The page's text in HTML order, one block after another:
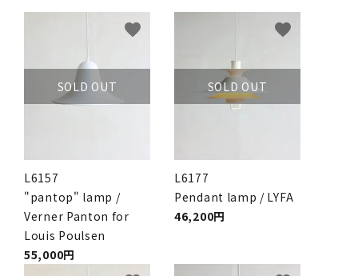
SOLD OUT
L6157
"pantop" lamp /
Verner Panton for
Louis Poulsen
55,000円
favorite
SOLD OUT
L6177
Pendant lamp / LYFA
46,200円
favorite